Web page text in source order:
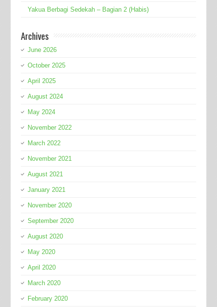
Yakua Berbagi Sedekah – Bagian 2 (Habis)
Archives
June 2026
October 2025
April 2025
August 2024
May 2024
November 2022
March 2022
November 2021
August 2021
January 2021
November 2020
September 2020
August 2020
May 2020
April 2020
March 2020
February 2020